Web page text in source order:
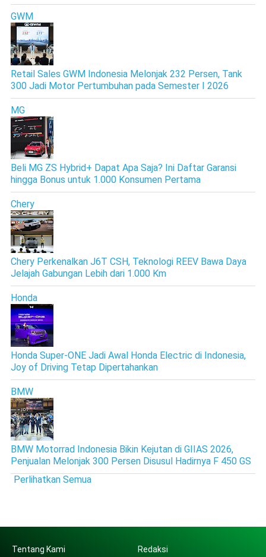
GWM
Retail Sales GWM Indonesia Melonjak 232 Persen, Tank
300 Jadi Motor Pertumbuhan pada Semester I 2026
MG
Beli MG ZS Hybrid+ Dapat Apa Saja? Ini Daftar Garansi
hingga Bonus untuk 1.000 Konsumen Pertama
Chery
Chery Perkenalkan J6T CSH, Teknologi REEV Bawa Daya
Jelajah Gabungan Lebih dari 1.000 Km
Honda
Honda Super-ONE Jadi Awal Honda Electric di Indonesia,
Joy of Driving Tetap Dipertahankan
BMW
BMW Motorrad Indonesia Bikin Kejutan di GIIAS 2026,
Penjualan Melonjak 300 Persen Disusul Hadirnya F 450 GS
Perlihatkan Semua
Tentang Kami Redaksi